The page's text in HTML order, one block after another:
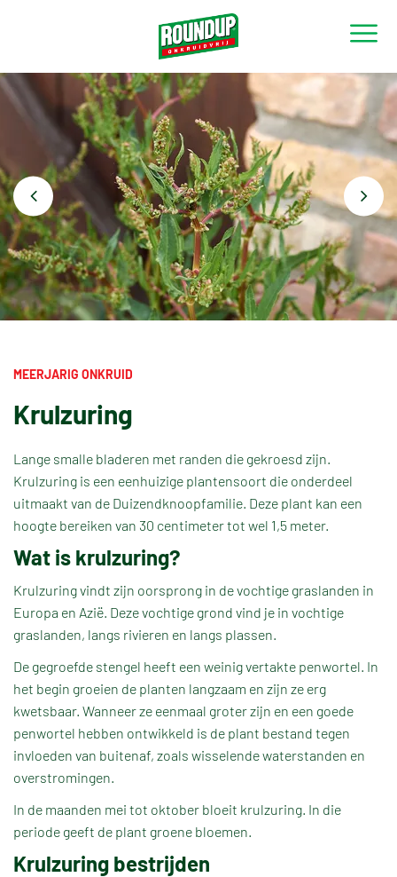
MEERJARIG ONKRUID
Krulzuring
Lange smalle bladeren met randen die gekroesd zijn.
Krulzuring is een eenhuizige plantensoort die onderdeel
uitmaakt van de Duizendknoopfamilie. Deze plant kan een
hoogte bereiken van 30 centimeter tot wel 1,5 meter.
Wat is krulzuring?
Krulzuring vindt zijn oorsprong in de vochtige graslanden in
Europa en Azië. Deze vochtige grond vind je in vochtige
graslanden, langs rivieren en langs plassen.
De gegroefde stengel heeft een weinig vertakte penwortel. In
het begin groeien de planten langzaam en zijn ze erg
kwetsbaar. Wanneer ze eenmaal groter zijn en een goede
penwortel hebben ontwikkeld is de plant bestand tegen
invloeden van buitenaf, zoals wisselende waterstanden en
overstromingen.
In de maanden mei tot oktober bloeit krulzuring. In die
periode geeft de plant groene bloemen.
Krulzuring bestrijden